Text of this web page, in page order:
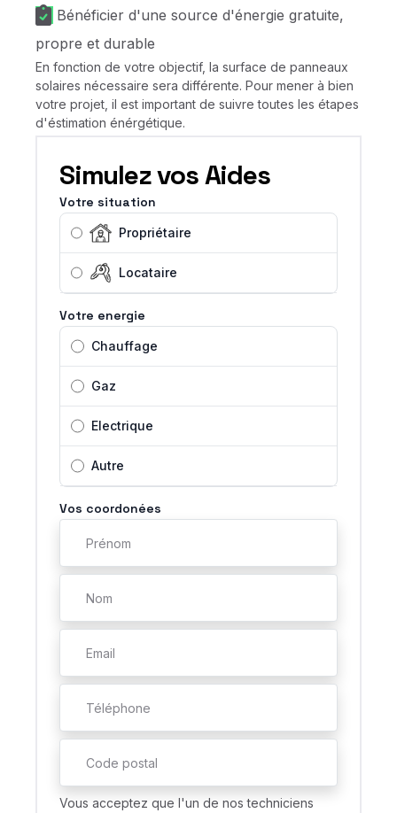
Bénéficier d'une source d'énergie gratuite,
propre et durable
En fonction de votre objectif, la surface de panneaux
solaires nécessaire sera différente. Pour mener à bien
votre projet, il est important de suivre toutes les étapes
d'éstimation énérgétique.
Simulez vos Aides
Votre situation
Propriétaire
Locataire
Votre energie
Chauffage
Gaz
Electrique
Autre
Vos coordonées
Vous acceptez que l'un de nos techniciens